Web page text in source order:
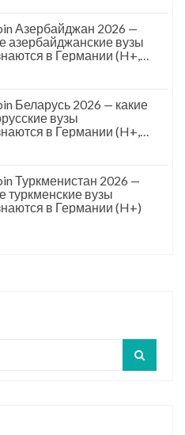
Азербайджан 2026 —
азербайджанские вузы
в Германии (H+,
Беларусь 2026 — какие
вузы
в Германии (H+,
Туркменистан 2026 —
туркменские вузы
в Германии (H+)